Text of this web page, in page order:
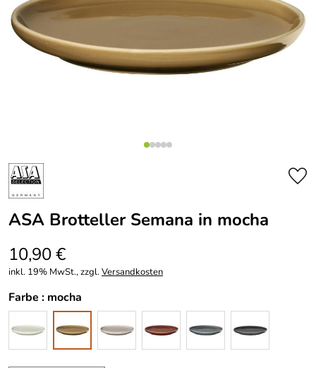
ASA Brotteller Semana in mocha
10,90 €
inkl. 19% MwSt., zzgl.Versandkosten
Farbe : mocha